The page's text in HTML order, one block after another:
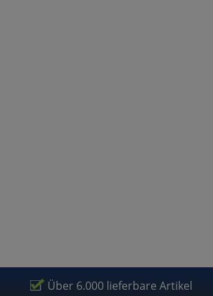
Über 6.000 lieferbare Artikel